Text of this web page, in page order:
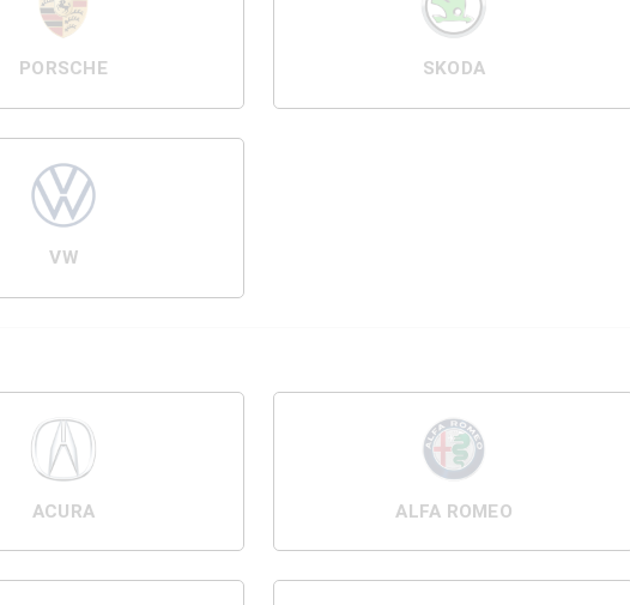
PORSCHE SKODA
VW
ACURA ALFA ROMEO